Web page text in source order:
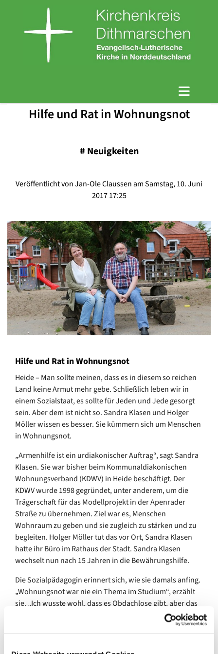
Hilfe und Rat in Wohnungsnot
# Neuigkeiten
Veröffentlicht von Jan-Ole Claussen am Samstag, 10. Juni
2017 17:25
Hilfe und Rat in Wohnungsnot
Heide – Man sollte meinen, dass es in diesem so reichen
Land keine Armut mehr gebe. Schließlich leben wir in
einem Sozialstaat, es sollte für Jeden und Jede gesorgt
sein. Aber dem ist nicht so. Sandra Klasen und Holger
Möller wissen es besser. Sie kümmern sich um Menschen
in Wohnungsnot.
„Armenhilfe ist ein urdiakonischer Auftrag“, sagt Sandra
Klasen. Sie war bisher beim Kommunaldiakonischen
Wohnungsverband (KDWV) in Heide beschäftigt. Der
KDWV wurde 1998 gegründet, unter anderem, um die
Trägerschaft für das Modellprojekt in der Apenrader
Straße zu übernehmen. Ziel war es, Menschen
Wohnraum zu geben und sie zugleich zu stärken und zu
begleiten. Holger Möller tut das vor Ort, Sandra Klasen
hatte ihr Büro im Rathaus der Stadt. Sandra Klasen
wechselt nun nach 15 Jahren in die Bewährungshilfe.
Die Sozialpädagogin erinnert sich, wie sie damals anfing.
„Wohnungsnot war nie ein Thema im Studium“, erzählt
sie. „Ich wusste wohl, dass es Obdachlose gibt, aber das
Problem ist ja viel größer.“ Zu ihr kamen Menschen,
denen der Verlust der Wohnung drohte. Oft waren es
manchen wuchs der Alltag einfach über den Kopf und sie